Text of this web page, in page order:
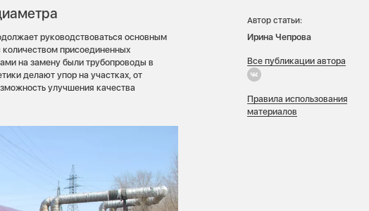
руководствоваться основным
количеством присоединенных
на замену были трубопроводы в
делают упор на участках, от
улучшения качества
Автор статьи:
Ирина Чепрова
Все публикации автора
Правила использования
материалов